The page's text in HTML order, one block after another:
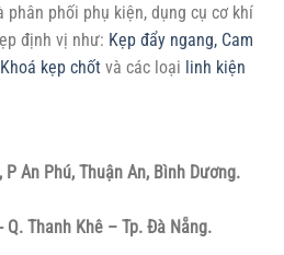
phân phối phụ kiện, dụng cụ cơ khí
định vị như: Kẹp đẩy ngang, Cam
Khoá kẹp chốt và các loại linh kiện
P An Phú, Thuận An, Bình Dương.
Q. Thanh Khê – Tp. Đà Nẵng.